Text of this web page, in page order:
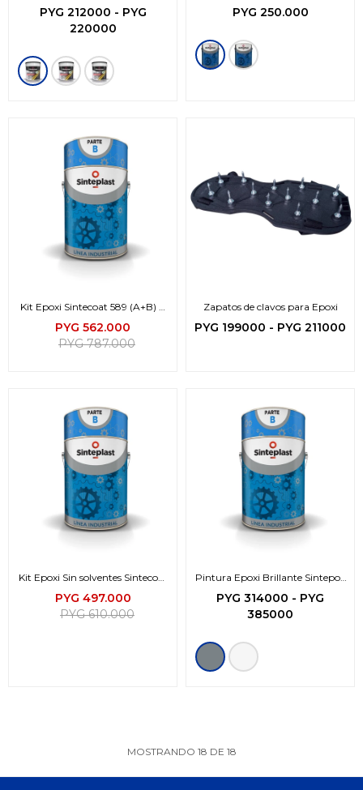
PYG 212000 - PYG
220000
para Demarcación Vial
PYG 250.000
Kit Epoxi Sintecoat 589 (A+B) 8
lts
PYG 562.000
PYG 787.000
Zapatos de clavos para Epoxi
PYG 199000 - PYG 211000
Kit Epoxi Sin solventes Sintecoat
467 (A+B)
PYG 497.000
PYG 610.000
Pintura Epoxi Brillante Sintepox
HB
PYG 314000 - PYG
385000
MOSTRANDO 18 DE 18